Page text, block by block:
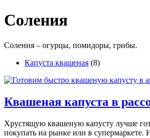
Соления
Соления – огурцы, помидоры, грибы.
Капуста квашеная (8)
Квашеная капуста в
Хрустящую квашеную капусту лучше
покупать на рынке или в супермаркете.